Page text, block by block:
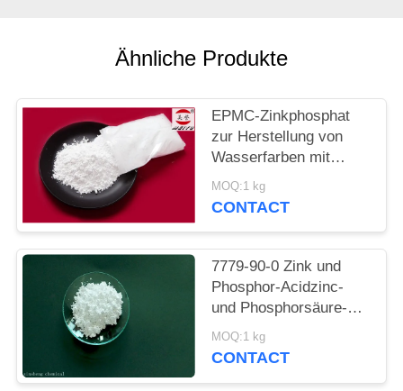
Ähnliche Produkte
EPMC-Zinkphosphat
zur Herstellung von
Wasserfarben mit
niedrigem
Schwermetallgehalt an
MOQ:1 kg
CONTACT
7779-90-0 Zink und
Phosphor-Acidzinc-
und Phosphorsäure-
ätzende Antifarbe für
Stahl
MOQ:1 kg
CONTACT